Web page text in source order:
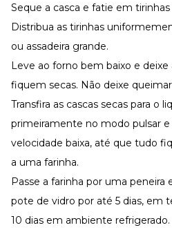
Seque a casca e fatie em tirinhas
Distribua as tirinhas
ou assadeira grande.
Leve ao forno bem baixo e deixe
fiquem secas. Não deixe
Transfira as cascas secas para o
primeiramente no modo pulsar
velocidade baixa, até que tudo
a uma farinha.
Passe a farinha por uma
pote de vidro por até 5 dias, em
10 dias em ambiente refrigerado.